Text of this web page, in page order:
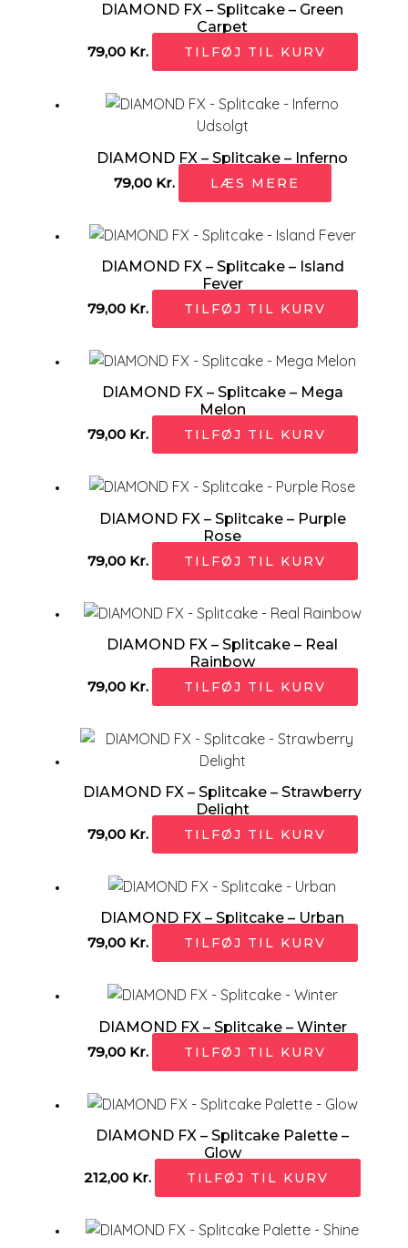
DIAMOND FX – Splitcake – Green
Carpet
79,00 Kr. TILFØJ TIL KURV
Udsolgt
DIAMOND FX – Splitcake – Inferno
79,00 Kr. LÆS MERE
DIAMOND FX – Splitcake – Island
Fever
79,00 Kr. TILFØJ TIL KURV
DIAMOND FX – Splitcake – Mega
Melon
79,00 Kr. TILFØJ TIL KURV
DIAMOND FX – Splitcake – Purple
Rose
79,00 Kr. TILFØJ TIL KURV
DIAMOND FX – Splitcake – Real
Rainbow
79,00 Kr. TILFØJ TIL KURV
DIAMOND FX – Splitcake – Strawberry
Delight
79,00 Kr. TILFØJ TIL KURV
DIAMOND FX – Splitcake – Urban
79,00 Kr. TILFØJ TIL KURV
DIAMOND FX – Splitcake – Winter
79,00 Kr. TILFØJ TIL KURV
DIAMOND FX – Splitcake Palette –
Glow
212,00 Kr. TILFØJ TIL KURV